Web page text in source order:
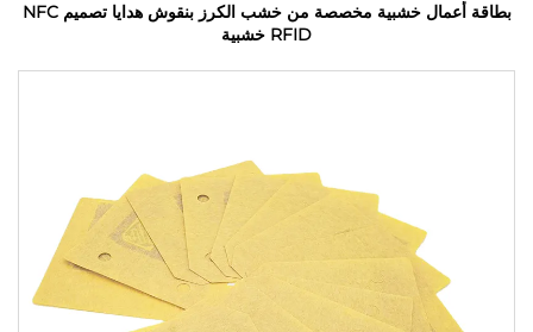
بطاقة أعمال خشبية مخصصة من خشب الكرز بنقوش هدايا تصميم NFC
RFID خشبية